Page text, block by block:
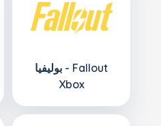
بوليفيا - Fallout
Xbox